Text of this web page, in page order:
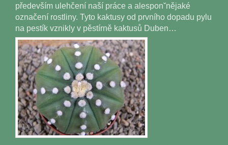
především ulehčení naší práce a alesponˇnějaké
označení rostliny. Tyto kaktusy od prvního dopadu pylu
na pestík vznikly v pěstírně kaktusů Duben…